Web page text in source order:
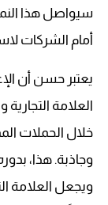
سيواصل هذا
أمام الشركات
يعتبر حسن أن
العلامة
خلال الحملات
وجاذبة. هذا،
ويجعل العلامة